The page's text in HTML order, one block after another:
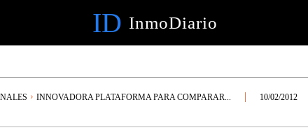
ID InmoDiario
INNOVADORA PLATAFORMA PARA COMPARAR... 10/02/2012